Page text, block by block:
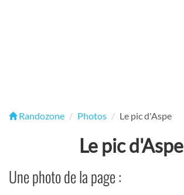
Randozone Photos Le pic d'Aspe
Le pic d'Aspe
Une photo de la page :